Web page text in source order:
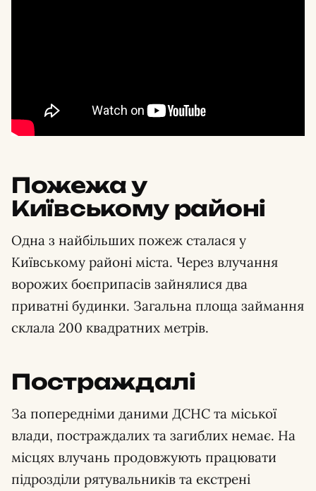
Пожежа у
Київському районі
Одна з найбільших пожеж сталася у
Київському районі міста. Через влучання
ворожих боєприпасів зайнялися два
приватні будинки. Загальна площа займання
склала 200 квадратних метрів.
Постраждалі
За попередніми даними ДСНС та міської
влади, постраждалих та загиблих немає. На
місцях влучань продовжують працювати
підрозділи рятувальників та екстрені